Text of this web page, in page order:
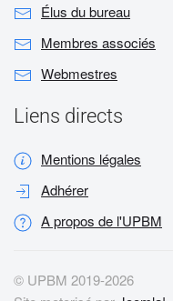
Élus du bureau
Membres associés
Webmestres
Liens directs
Mentions légales
Adhérer
A propos de l'UPBM
© UPBM 2019-2026